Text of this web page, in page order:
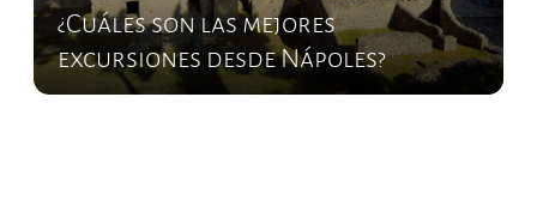
¿Cuáles son las mejores
excursiones desde Nápoles?